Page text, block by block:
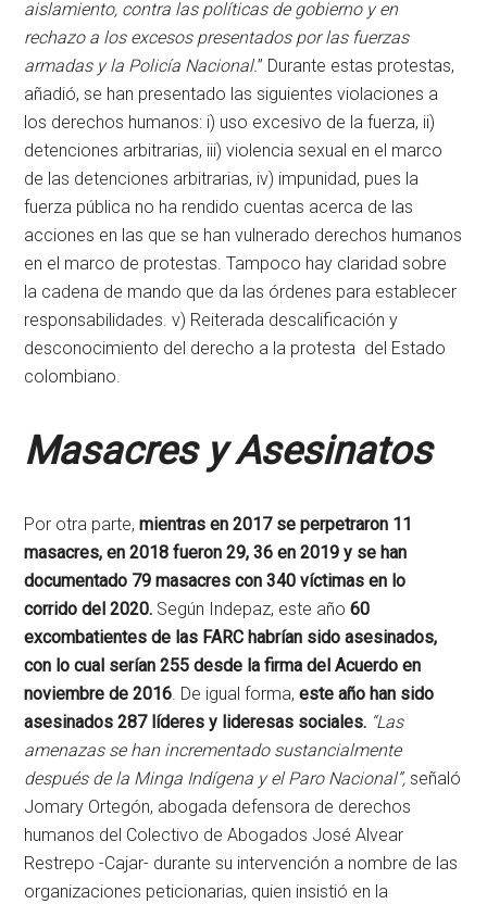
aislamiento, contra las políticas de gobierno y en
rechazo a los excesos presentados por las fuerzas
armadas y la Policía Nacional.” Durante estas protestas,
añadió, se han presentado las siguientes violaciones a
los derechos humanos: i) uso excesivo de la fuerza, ii)
detenciones arbitrarias, iii) violencia sexual en el marco
de las detenciones arbitrarias, iv) impunidad, pues la
fuerza pública no ha rendido cuentas acerca de las
acciones en las que se han vulnerado derechos humanos
en el marco de protestas. Tampoco hay claridad sobre
la cadena de mando que da las órdenes para establecer
responsabilidades. v) Reiterada descalificación y
desconocimiento del derecho a la protesta del Estado
colombiano.
Masacres y Asesinatos
Por otra parte,mientras en 2017 se perpetraron 11
masacres, en 2018 fueron 29, 36 en 2019 y se han
documentado 79 masacres con 340 víctimas en lo
corrido del 2020. Según Indepaz, este año 60
excombatientes de las FARC habrían sido asesinados,
con lo cual serían 255 desde la firma del Acuerdo en
noviembre de 2016. De igual forma,este año han sido
asesinados 287 líderes y lideresas sociales. “Las
amenazas se han incrementado sustancialmente
después de la Minga Indígena y el Paro Nacional”, señaló
Jomary Ortegón, abogada defensora de derechos
humanos del Colectivo de Abogados José Alvear
Restrepo -Cajar- durante su intervención a nombre de las
organizaciones peticionarias, quien insistió en la